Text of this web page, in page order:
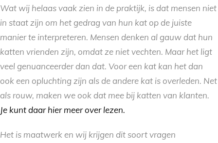
Wat wij helaas vaak zien in de praktijk, is dat mensen niet
in staat zijn om het gedrag van hun kat op de juiste
manier te interpreteren. Mensen denken al gauw dat hun
katten vrienden zijn, omdat ze niet vechten. Maar het ligt
veel genuanceerder dan dat. Voor een kat kan het dan
ook een opluchting zijn als de andere kat is overleden. Net
als rouw, maken we ook dat mee bij katten van klanten.
Je kunt daar hier meer over lezen.
Het is maatwerk en wij krijgen dit soort vragen